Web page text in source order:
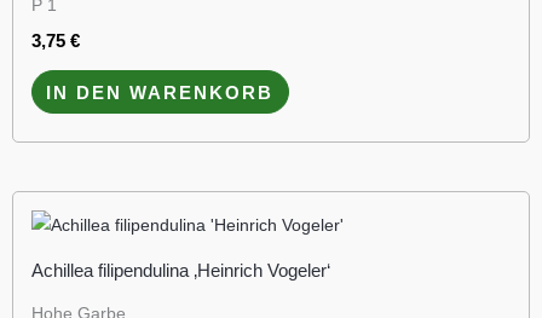
P 1
3,75 €
IN DEN WARENKORB
Achillea filipendulina ‚Heinrich Vogeler‘
Hohe Garbe